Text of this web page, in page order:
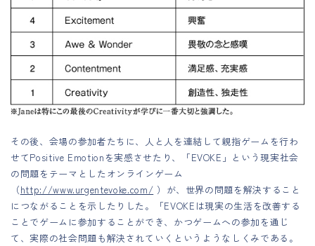
その後、会場の参加者たちに、人と人を連結して親指ゲームを行わ
せてPositive Emotionを実感させたり、「EVOKE」という現実社会
の問題をテーマとしたオンラインゲーム
（http://www.urgentevoke.com/ ）が、世界の問題を解決すること
につながることを示したりした。「EVOKEは現実の生活を改善する
ことでゲームに参加することができ、かつゲームへの参加を通じ
て、実際の社会問題も解決されていくというようなしくみである。